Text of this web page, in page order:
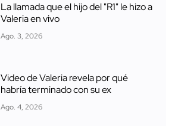
La llamada que el hijo del "R1" le hizo a
Valeria en vivo
Ago. 3, 2026
Video de Valeria revela por qué
habría terminado con su ex
Ago. 4, 2026